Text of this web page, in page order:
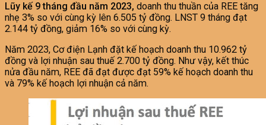
Lũy kế 9 tháng đầu năm 2023, doanh thu thuần của REE tăng
nhẹ 3% so với cùng kỳ lên 6.505 tỷ đồng. LNST 9 tháng đạt
2.144 tỷ đồng, giảm 16% so với cùng kỳ.
Năm 2023, Cơ điện Lạnh đặt kế hoạch doanh thu 10.962 tỷ
đồng và lợi nhuận sau thuế 2.700 tỷ đồng. Như vậy, kết thúc
nửa đầu năm, REE đã đạt được đạt 59% kế hoạch doanh thu
và 79% kế hoạch lợi nhuận cả năm.